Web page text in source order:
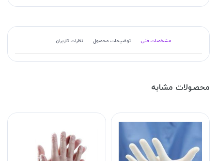
مشخصات فنی توضیحات محصول نظرات کاربران
محصولات مشابه